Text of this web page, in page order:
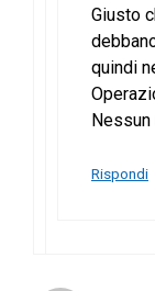
Giusto
quindi
Nessun
Rispondi